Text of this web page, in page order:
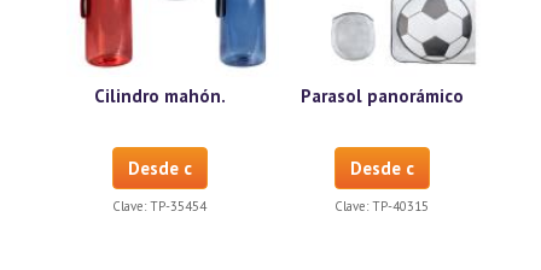
Cilindro mahón.
Desde c
Clave: TP-35454
Parasol panorámico
Desde c
Clave: TP-40315